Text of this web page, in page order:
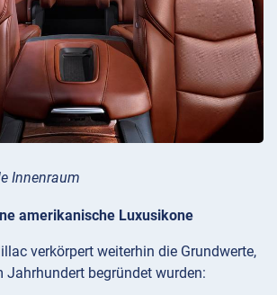
Innenraum
amerikanische Luxusikone
verkörpert weiterhin die Grundwerte,
Jahrhundert begründet wurden: